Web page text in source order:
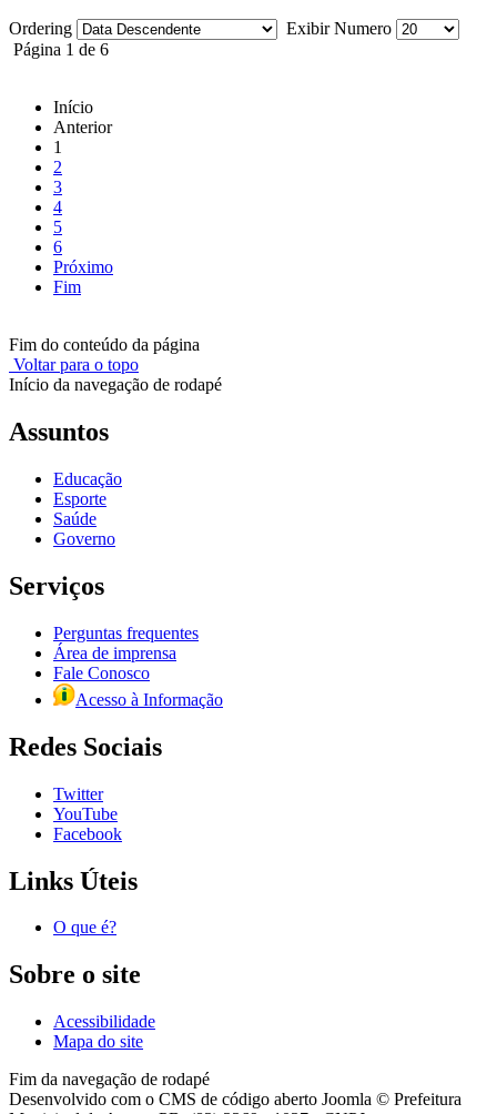
Ordering
Exibir Numero
Página 1 de 6
Início
Anterior
1
2
3
4
5
6
Próximo
Fim
Fim do conteúdo da página
Voltar para o topo
Início da navegação de rodapé
Assuntos
Educação
Esporte
Saúde
Governo
Serviços
Perguntas frequentes
Área de imprensa
Fale Conosco
Acesso à Informação
Redes Sociais
Twitter
YouTube
Facebook
Links Úteis
O que é?
Sobre o site
Acessibilidade
Mapa do site
Fim da navegação de rodapé
Desenvolvido com o CMS de código aberto Joomla © Prefeitura